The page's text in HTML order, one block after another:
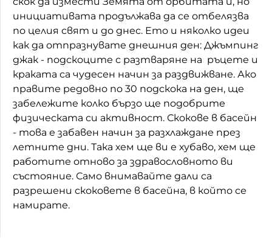
инициативата продължава да се отбелязва
по целия свят и до днес. Ето и няколко идеи
как да отпразнувате днешния ден: Джъмпинг
джак - подскоците с разтваряне на ръцете и
краката са чудесен начин за раздвижване. Ако
правите редовно по 30 подскока на ден, ще
забележите колко бързо ще подобрите
физическата си активност. Скокове в басейн
- това е забавен начин за разхлаждане през
летните дни. Така хем ще ви е хубаво, хем ще
работите отново за здравословното ви
състояние. Само внимавайте дали са
разрешени скоковете в басейна, в който се
намирате.